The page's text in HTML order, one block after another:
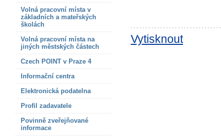
Volná pracovní místa v
základních a mateřských
školách
Volná pracovní místa na
jiných městských částech
Czech POINT v Praze 4
Informační centra
Elektronická podatelna
Profil zadavatele
Povinně zveřejňované
informace
Vytisknout